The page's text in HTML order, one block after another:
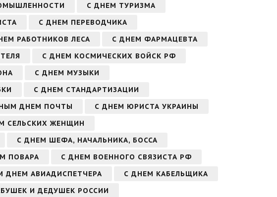
С ДНЕМ ТУРИЗМА
С ДНЕМ ПЕРЕВОДЧИКА
РАБОТНИКОВ ЛЕСА
С ДНЕМ ФАРМАЦЕВТА
С ДНЕМ КОСМИЧЕСКИХ ВОЙСК РФ
С ДНЕМ МУЗЫКИ
С ДНЕМ СТАНДАРТИЗАЦИИ
ДНЕМ ПОЧТЫ
С ДНЕМ ЮРИСТА УКРАИНЫ
СЕЛЬСКИХ ЖЕНЩИН
С ДНЕМ ШЕФА, НАЧАЛЬНИКА, БОССА
ПОВАРА
С ДНЕМ ВОЕННОГО СВЯЗИСТА РФ
АВИАДИСПЕТЧЕРА
С ДНЕМ КАБЕЛЬЩИКА
И ДЕДУШЕК РОССИИ